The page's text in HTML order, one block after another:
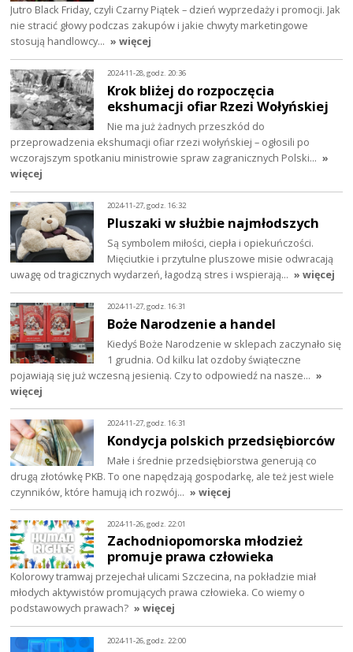
Jutro Black Friday, czyli Czarny Piątek – dzień wyprzedaży i promocji. Jak
nie stracić głowy podczas zakupów i jakie chwyty marketingowe
stosują handlowcy… » więcej
2024-11-28, godz. 20:36
Krok bliżej do rozpoczęcia
ekshumacji ofiar Rzezi Wołyńskiej
Nie ma już żadnych przeszkód do
przeprowadzenia ekshumacji ofiar rzezi wołyńskiej – ogłosili po
wczorajszym spotkaniu ministrowie spraw zagranicznych Polski… »
więcej
2024-11-27, godz. 16:32
Pluszaki w służbie najmłodszych
Są symbolem miłości, ciepła i opiekuńczości.
Mięciutkie i przytulne pluszowe misie odwracają
uwagę od tragicznych wydarzeń, łagodzą stres i wspierają… » więcej
2024-11-27, godz. 16:31
Boże Narodzenie a handel
Kiedyś Boże Narodzenie w sklepach zaczynało się
1 grudnia. Od kilku lat ozdoby świąteczne
pojawiają się już wczesną jesienią. Czy to odpowiedź na nasze… »
więcej
2024-11-27, godz. 16:31
Kondycja polskich przedsiębiorców
Małe i średnie przedsiębiorstwa generują co
drugą złotówkę PKB. To one napędzają gospodarkę, ale też jest wiele
czynników, które hamują ich rozwój… » więcej
2024-11-26, godz. 22:01
Zachodniopomorska młodzież
promuje prawa człowieka
Kolorowy tramwaj przejechał ulicami Szczecina, na pokładzie miał
młodych aktywistów promujących prawa człowieka. Co wiemy o
podstawowych prawach? » więcej
2024-11-26, godz. 22:00